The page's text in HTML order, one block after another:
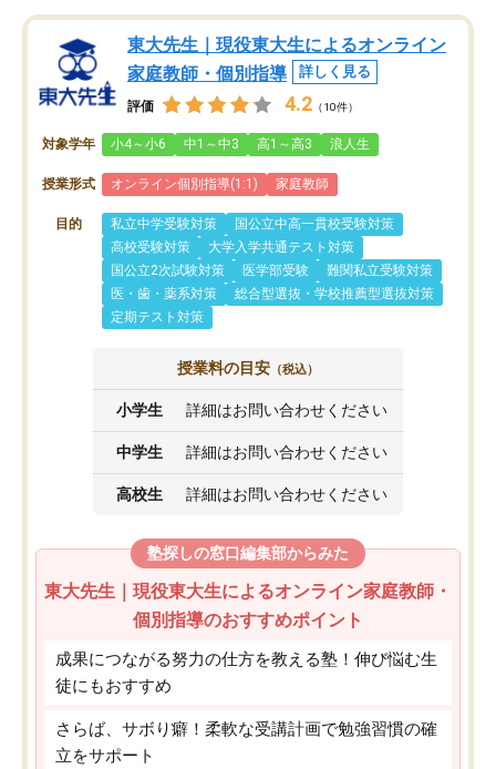
東大先生｜現役東大生によるオンライン
家庭教師・個別指導
詳しく見る
評価 4.2 （10件）
対象学年 小4～小6 中1～中3 高1～高3 浪人生
授業形式 オンライン個別指導(1:1) 家庭教師
目的 私立中学受験対策
国公立中高一貫校受験対策
高校受験対策
大学入学共通テスト対策
国公立2次試験対策
医学部受験
難関私立受験対策
医・歯・薬系対策
総合型選抜・学校推薦型選抜対策
定期テスト対策
授業料の目安 （税込）
小学生 詳細はお問い合わせください
中学生 詳細はお問い合わせください
高校生 詳細はお問い合わせください
塾探しの窓口編集部からみた
東大先生｜現役東大生によるオンライン家庭教師・
個別指導のおすすめポイント
成果につながる努力の仕方を教える塾！伸び悩む生
徒にもおすすめ
さらば、サボり癖！柔軟な受講計画で勉強習慣の確
立をサポート